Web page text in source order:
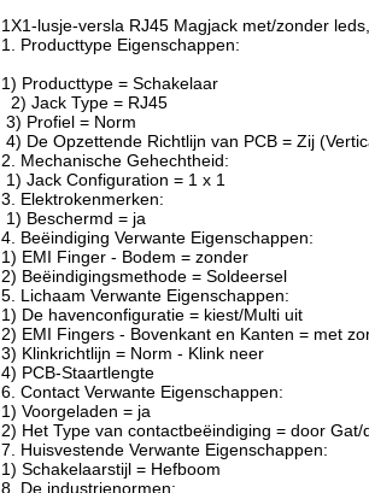
1X1-lusje-versla RJ45 Magjack met/zonder
1. Producttype Eigenschappen:
1) Producttype = Schakelaar
2) Jack Type = RJ45
3) Profiel = Norm
4) De Opzettende Richtlijn van PCB = Zij
2. Mechanische Gehechtheid:
1) Jack Configuration = 1 x 1
3. Elektrokenmerken:
1) Beschermd = ja
4. Beëindiging Verwante Eigenschappen:
1) EMI Finger - Bodem = zonder
2) Beëindigingsmethode = Soldeersel
5. Lichaam Verwante Eigenschappen:
1) De havenconfiguratie = kiest/Multi uit
2) EMI Fingers - Bovenkant en Kanten = met
3) Klinkrichtlijn = Norm - Klink neer
4) PCB-Staartlengte
6. Contact Verwante Eigenschappen:
1) Voorgeladen = ja
2) Het Type van contactbeëindiging = door
7. Huisvestende Verwante Eigenschappen:
1) Schakelaarstijl = Hefboom
8. De industrienormen: